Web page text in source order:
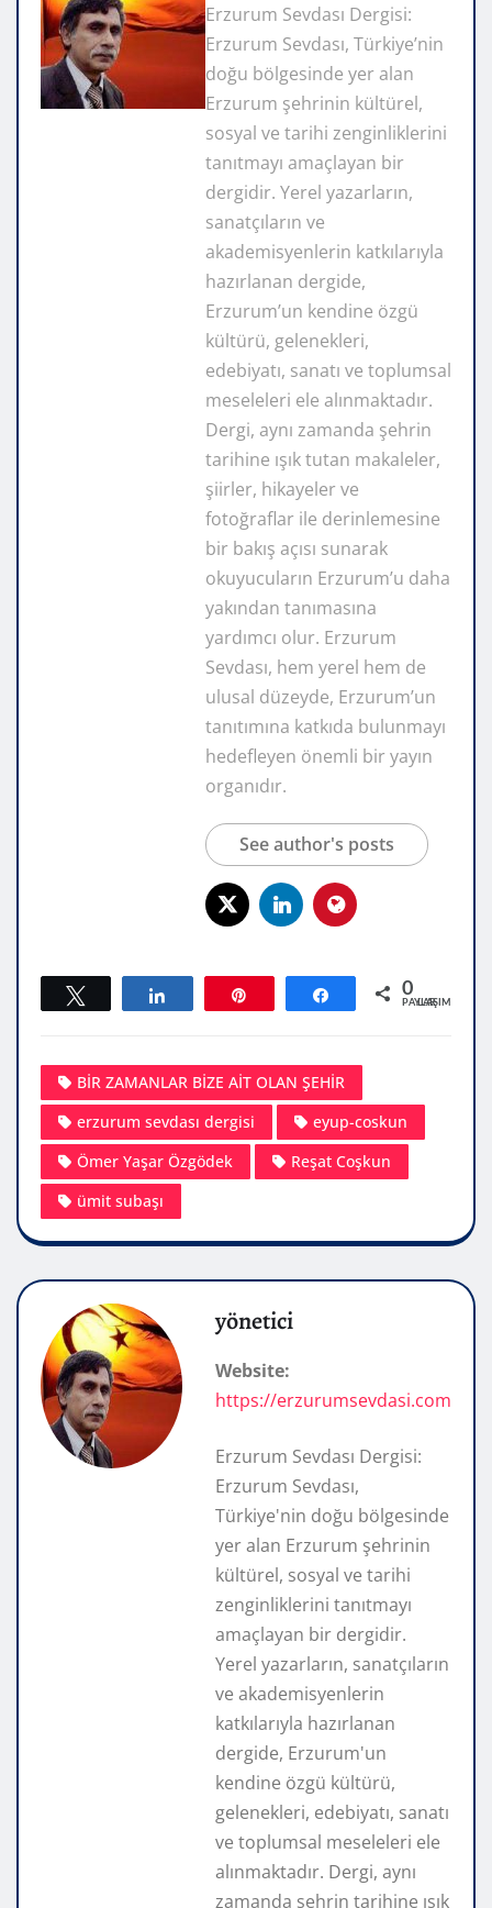
Erzurum Sevdası Dergisi:
Erzurum Sevdası, Türkiye’nin
doğu bölgesinde yer alan
Erzurum şehrinin kültürel,
sosyal ve tarihi zenginliklerini
tanıtmayı amaçlayan bir
dergidir. Yerel yazarların,
sanatçıların ve
akademisyenlerin katkılarıyla
hazırlanan dergide,
Erzurum’un kendine özgü
kültürü, gelenekleri,
edebiyatı, sanatı ve toplumsal
meseleleri ele alınmaktadır.
Dergi, aynı zamanda şehrin
tarihine ışık tutan makaleler,
şiirler, hikayeler ve
fotoğraflar ile derinlemesine
bir bakış açısı sunarak
okuyucuların Erzurum’u daha
yakından tanımasına
yardımcı olur. Erzurum
Sevdası, hem yerel hem de
ulusal düzeyde, Erzurum’un
tanıtımına katkıda bulunmayı
hedefleyen önemli bir yayın
organıdır.
See author's posts
Tweetle Paylaş 0
PAYLAŞIMLAR
BİR ZAMANLAR BİZE AİT OLAN ŞEHİR
erzurum sevdası dergisi
eyup-coskun
Ömer Yaşar Özgödek
Reşat Coşkun
ümit subaşı
yönetici
Website:
https://erzurumsevdasi.com
Erzurum Sevdası Dergisi:
Erzurum Sevdası,
Türkiye'nin doğu bölgesinde
yer alan Erzurum şehrinin
kültürel, sosyal ve tarihi
zenginliklerini tanıtmayı
amaçlayan bir dergidir.
Yerel yazarların, sanatçıların
ve akademisyenlerin
katkılarıyla hazırlanan
dergide, Erzurum'un
kendine özgü kültürü,
gelenekleri, edebiyatı, sanatı
ve toplumsal meseleleri ele
alınmaktadır. Dergi, aynı
zamanda şehrin tarihine ışık